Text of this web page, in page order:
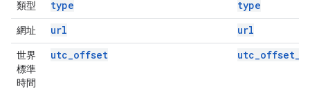
類型 type type
網址 url url
世界
標準
時間
utc_offset